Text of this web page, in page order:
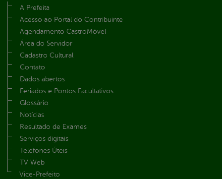
A Prefeita
Acesso ao Portal do Contribuinte
Agendamento CastroMóvel
Área do Servidor
Cadastro Cultural
Contato
Dados abertos
Feriados e Pontos Facultativos
Glossário
Notícias
Resultado de Exames
Serviços digitais
Telefones Úteis
TV Web
Vice-Prefeito